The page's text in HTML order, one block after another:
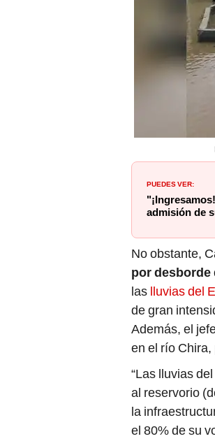
PUEDES VER:
admisión de
No obstante,
por desborde
las lluvias del
de gran
Además, el
en el río Chira,
“Las lluvias
al reservorio
la
el 80% de su